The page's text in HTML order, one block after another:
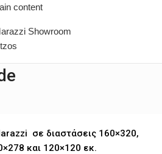
content
σε διαστάσεις 160×320,
και 120×120 εκ.